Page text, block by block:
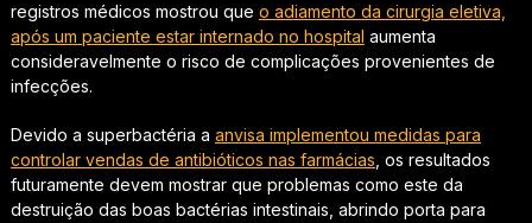
registros médicos mostrou que o adiamento da cirurgia eletiva,
após um paciente estar internado no hospital aumenta
consideravelmente o risco de complicações provenientes de
infecções.
Devido a superbactéria a anvisa implementou medidas para
controlar vendas de antibióticos nas farmácias , os resultados
futuramente devem mostrar que problemas como este da
destruição das boas bactérias intestinais, abrindo porta para